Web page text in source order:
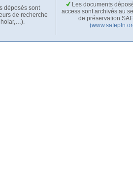
déposés sont
de recherche
Les documents
access sont archivés au
de préservation